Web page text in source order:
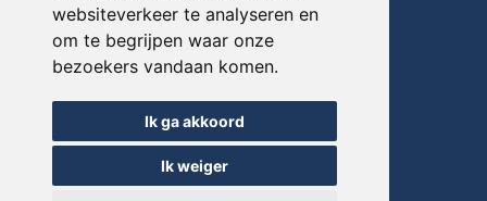
websiteverkeer te analyseren en
om te begrijpen waar onze
bezoekers vandaan komen.
Ik ga akkoord
Ik weiger
© FRIESEVLOOT 2026
Update cookie-voorkeuren